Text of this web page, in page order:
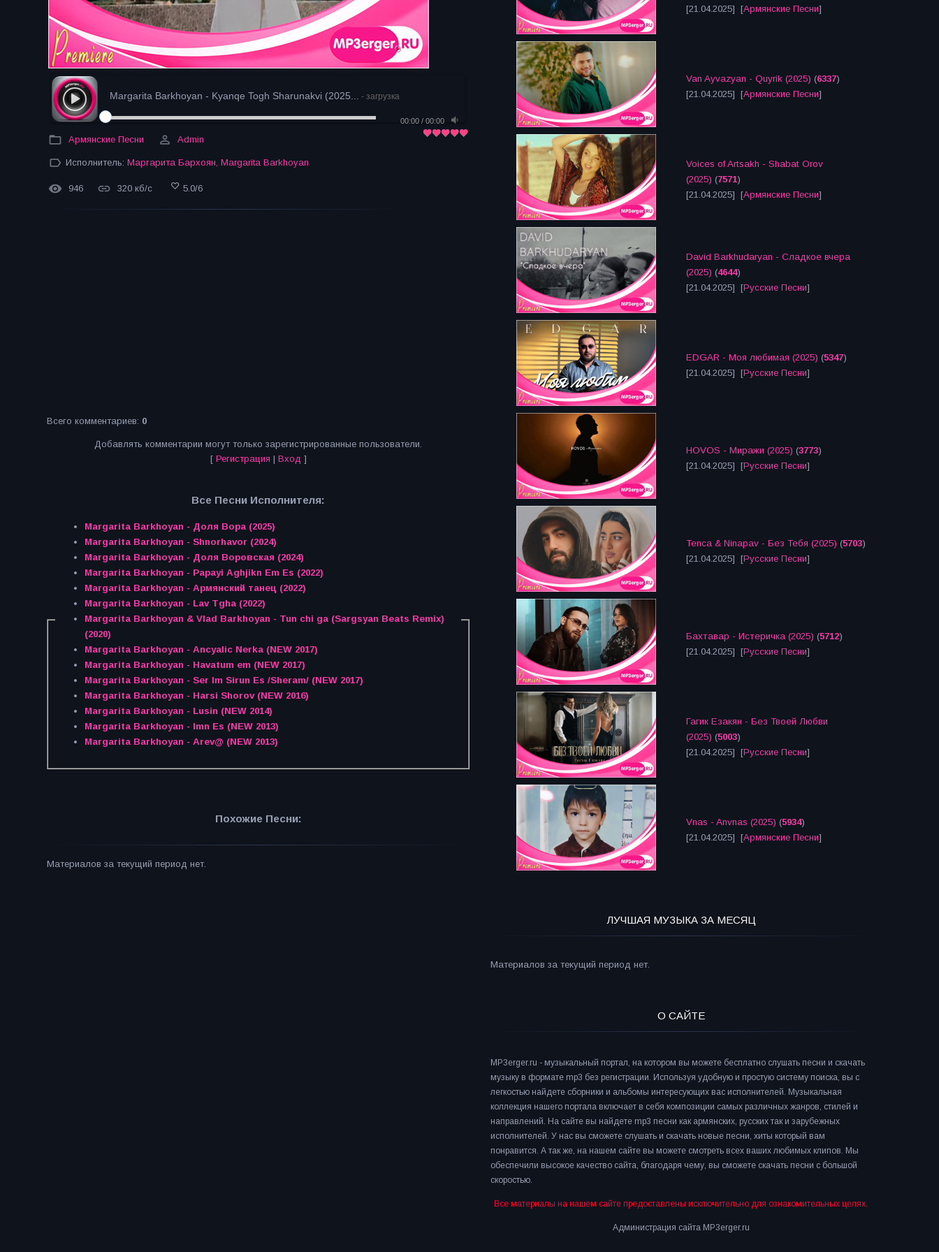
Margarita Barkhoyan - Kyanqe Togh Sharunakvi (2025... - загрузка
00:00 / 00:00
Армянские Песни Admin
Исполнитель: Маргарита Бархоян Margarita Barkhoyan
946 320 кб/с 5.0/6
Всего комментариев: 0
Добавлять комментарии могут только зарегистрированные пользователи.
[ Регистрация | Вход ]
Все Песни Исполнителя:
Margarita Barkhoyan - Доля Вора (2025)
Margarita Barkhoyan - Shnorhavor (2024)
Margarita Barkhoyan - Доля Воровская (2024)
Margarita Barkhoyan - Papayi Aghjikn Em Es (2022)
Margarita Barkhoyan - Армянский танец (2022)
Margarita Barkhoyan - Lav Tgha (2022)
Margarita Barkhoyan & Vlad Barkhoyan - Tun chi ga (Sargsyan Beats Remix)
(2020)
Margarita Barkhoyan - Ancyalic Nerka (NEW 2017)
Margarita Barkhoyan - Havatum em (NEW 2017)
Margarita Barkhoyan - Ser Im Sirun Es /Sheram/ (NEW 2017)
Margarita Barkhoyan - Harsi Shorov (NEW 2016)
Margarita Barkhoyan - Lusin (NEW 2014)
Margarita Barkhoyan - Imn Es (NEW 2013)
Margarita Barkhoyan - Arev@ (NEW 2013)
Похожие Песни:
Материалов за текущий период нет.
[21.04.2025] [Армянские Песни]
Van Ayvazyan - Quyrik (2025) (6337)
[21.04.2025] [Армянские Песни]
Voices of Artsakh - Shabat Orov
(2025) (7571)
[21.04.2025] [Армянские Песни]
David Barkhudaryan - Сладкое вчера
(2025) (4644)
[21.04.2025] [Русские Песни]
EDGAR - Моя любимая (2025) (5347)
[21.04.2025] [Русские Песни]
HOVOS - Миражи (2025) (3773)
[21.04.2025] [Русские Песни]
Tenca & Ninapav - Без Тебя (2025) (5703)
[21.04.2025] [Русские Песни]
Бахтавар - Истеричка (2025) (5712)
[21.04.2025] [Русские Песни]
Гагик Езакян - Без Твоей Любви
(2025) (5003)
[21.04.2025] [Русские Песни]
Vnas - Anvnas (2025) (5934)
[21.04.2025] [Армянские Песни]
ЛУЧШАЯ МУЗЫКА ЗА МЕСЯЦ
Материалов за текущий период нет.
О САЙТЕ
MP3erger.ru - музыкальный портал, на котором вы можете бесплатно слушать песни и скачать
музыку в формате mp3 без регистрации. Используя удобную и простую систему поиска, вы с
легкостью найдете сборники и альбомы интересующих вас исполнителей. Музыкальная
коллекция нашего портала включает в себя композиции самых различных жанров, стилей и
направлений. На сайте вы найдете mp3 песни как армянских, русских так и зарубежных
исполнителей. У нас вы сможете слушать и скачать новые песни, хиты который вам
понравится. А так же, на нашем сайте вы можете смотреть всех ваших любимых клипов. Мы
обеспечили высокое качество сайта, благодаря чему, вы сможете скачать песни с большой
скоростью.
Все материалы на нашем сайте предоставлены исключительно для ознакомительных целях.
Администрация сайта MP3erger.ru